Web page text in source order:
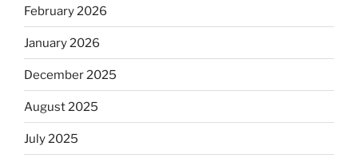
February 2026
January 2026
December 2025
August 2025
July 2025